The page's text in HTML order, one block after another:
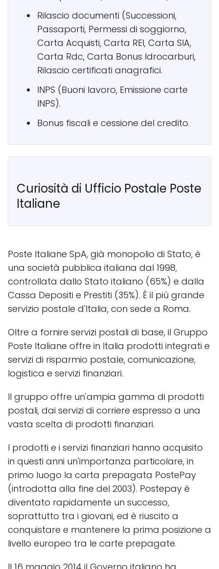
Rilascio documenti (Successioni,
Passaporti, Permessi di soggiorno,
Carta Acquisti, Carta REI, Carta SIA,
Carta Rdc, Carta Bonus Idrocarburi,
Rilascio certificati anagrafici.
INPS (Buoni lavoro, Emissione carte
INPS).
Bonus fiscali e cessione del credito.
Curiosità di Ufficio Postale Poste
Italiane
Poste Italiane SpA, già monopolio di Stato, è
una società pubblica italiana dal 1998,
controllata dallo Stato italiano (65%) e dalla
Cassa Depositi e Prestiti (35%). È il più grande
servizio postale d'Italia, con sede a Roma.
Oltre a fornire servizi postali di base, il Gruppo
Poste Italiane offre in Italia prodotti integrati e
servizi di risparmio postale, comunicazione,
logistica e servizi finanziari.
Il gruppo offre un'ampia gamma di prodotti
postali, dai servizi di corriere espresso a una
vasta scelta di prodotti finanziari.
I prodotti e i servizi finanziari hanno acquisito
in questi anni un'importanza particolare, in
primo luogo la carta prepagata PostePay
(introdotta alla fine del 2003). Postepay è
diventato rapidamente un successo,
soprattutto tra i giovani, ed è riuscito a
conquistare e mantenere la prima posizione a
livello europeo tra le carte prepagate.